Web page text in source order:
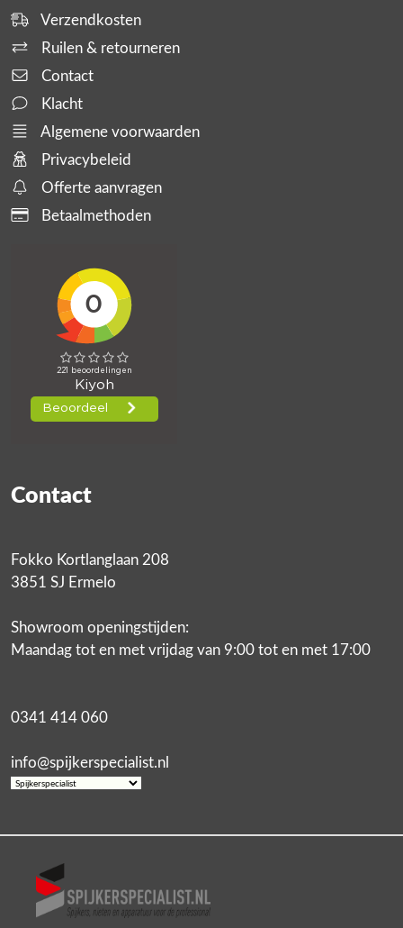
Verzendkosten
Ruilen & retourneren
Contact
Klacht
Algemene voorwaarden
Privacybeleid
Offerte aanvragen
Betaalmethoden
Contact
Fokko Kortlanglaan 208
3851 SJ Ermelo
Showroom openingstijden:
Maandag tot en met vrijdag van 9:00 tot en met 17:00
0341 414 060
info@spijkerspecialist.nl